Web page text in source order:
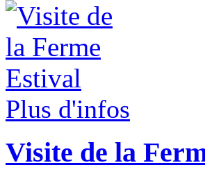
Plus d'infos
Visite de la